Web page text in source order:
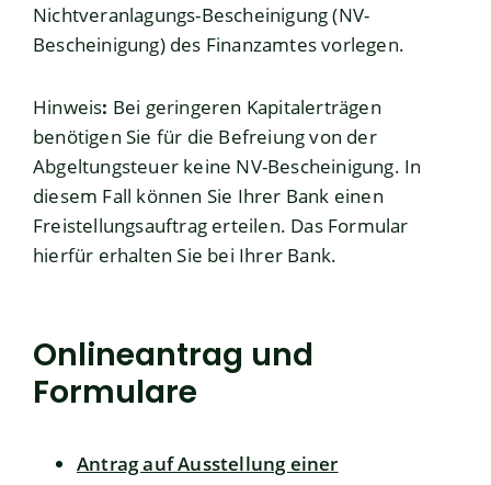
Nichtveranlagungs-Bescheinigung (NV-
Bescheinigung) des Finanzamtes vorlegen.
Hinweis: Bei geringeren Kapitalerträgen
benötigen Sie für die Befreiung von der
Abgeltungsteuer keine NV-Bescheinigung. In
diesem Fall können Sie Ihrer Bank einen
Freistellungsauftrag erteilen. Das Formular
hierfür erhalten Sie bei Ihrer Bank.
Onlineantrag und
Formulare
Antrag auf Ausstellung einer